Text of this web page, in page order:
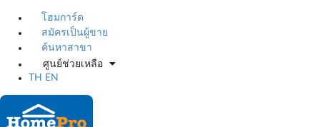
โฮมการ์ด
สมัครเป็นผู้ขาย
ค้นหาสาขา
ศูนย์ช่วยเหลือ
TH
EN